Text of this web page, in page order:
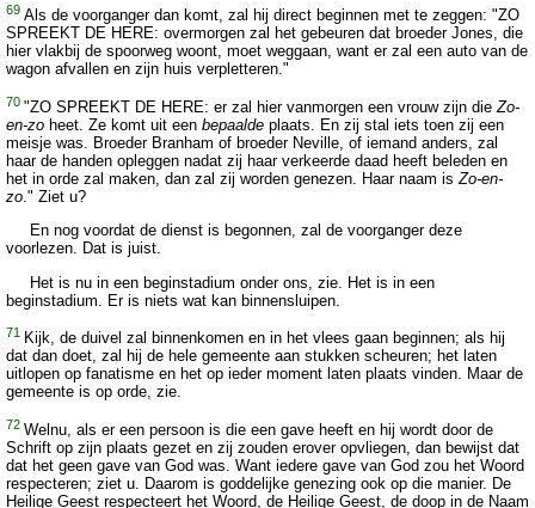
69 Als de voorganger dan komt, zal hij direct beginnen met te zeggen: "ZO
SPREEKT DE HERE: overmorgen zal het gebeuren dat broeder Jones, die
hier vlakbij de spoorweg woont, moet weggaan, want er zal een auto van de
wagon afvallen en zijn huis verpletteren."
70 "ZO SPREEKT DE HERE: er zal hier vanmorgen een vrouw zijn dieZo-
en-zo heet. Ze komt uit een bepaalde plaats. En zij stal iets toen zij een
meisje was. Broeder Branham of broeder Neville, of iemand anders, zal
haar de handen opleggen nadat zij haar verkeerde daad heeft beleden en
het in orde zal maken, dan zal zij worden genezen. Haar naam isZo-en-
zo." Ziet u?
En nog voordat de dienst is begonnen, zal de voorganger deze
voorlezen. Dat is juist.
Het is nu in een beginstadium onder ons, zie. Het is in een
beginstadium. Er is niets wat kan binnensluipen.
71 Kijk, de duivel zal binnenkomen en in het vlees gaan beginnen; als hij
dat dan doet, zal hij de hele gemeente aan stukken scheuren; het laten
uitlopen op fanatisme en het op ieder moment laten plaats vinden. Maar de
gemeente is op orde, zie.
72 Welnu, als er een persoon is die een gave heeft en hij wordt door de
Schrift op zijn plaats gezet en zij zouden erover opvliegen, dan bewijst dat
dat het geen gave van God was. Want iedere gave van God zou het Woord
respecteren; ziet u. Daarom is goddelijke genezing ook op die manier. De
Heilige Geest respecteert het Woord, de Heilige Geest, de doop in de Naam